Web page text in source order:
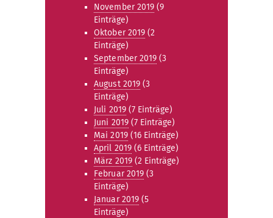
November 2019 (9
Einträge)
Oktober 2019 (2
Einträge)
September 2019 (3
Einträge)
August 2019 (3
Einträge)
Juli 2019(7 Einträge)
Juni 2019(7 Einträge)
Mai 2019(16 Einträge)
April 2019 (6 Einträge)
März 2019(2 Einträge)
Februar 2019 (3
Einträge)
Januar 2019 (5
Einträge)